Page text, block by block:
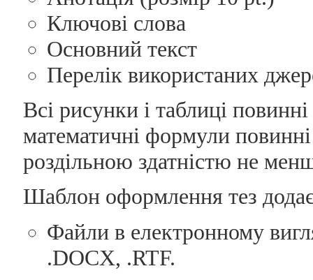
Ключові слова
Основний текст
Перелік використаних
Всі рисунки і таблиці
математичні формули
роздільною здатністю не
Шаблон оформлення тез
Файли в електронному
.DOCX, .RTF.